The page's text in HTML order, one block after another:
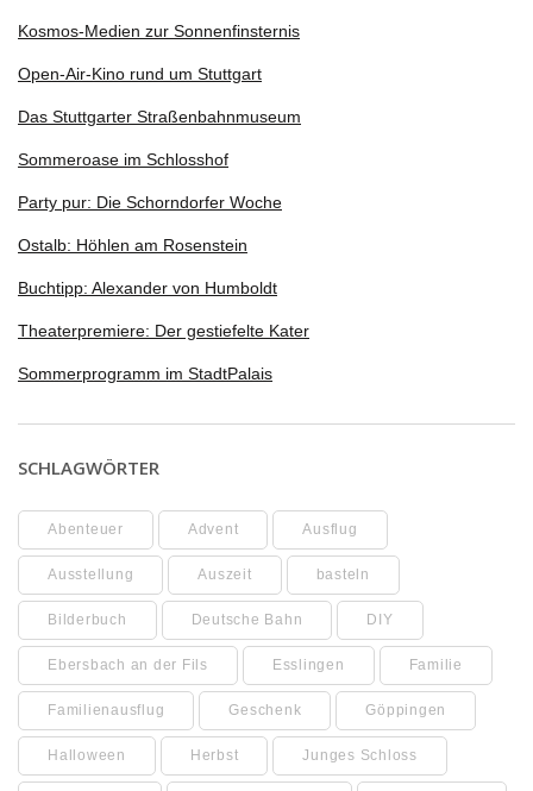
Kosmos-Medien zur Sonnenfinsternis
Open-Air-Kino rund um Stuttgart
Das Stuttgarter Straßenbahnmuseum
Sommeroase im Schlosshof
Party pur: Die Schorndorfer Woche
Ostalb: Höhlen am Rosenstein
Buchtipp: Alexander von Humboldt
Theaterpremiere: Der gestiefelte Kater
Sommerprogramm im StadtPalais
SCHLAGWÖRTER
Abenteuer Advent Ausflug
Ausstellung Auszeit basteln
Bilderbuch Deutsche Bahn DIY
Ebersbach an der Fils Esslingen Familie
Familienausflug Geschenk Göppingen
Halloween Herbst Junges Schloss